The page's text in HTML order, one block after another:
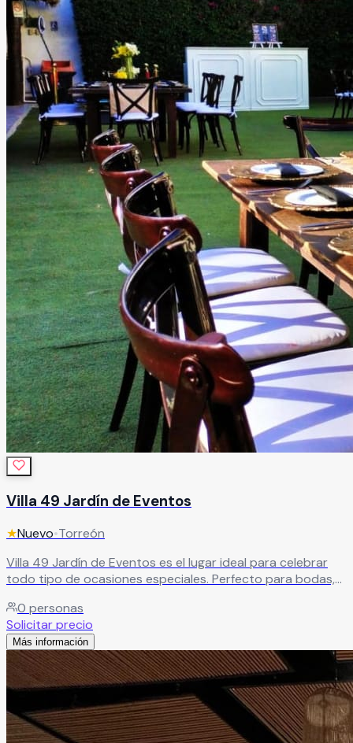
Villa 49 Jardín de Eventos
★Nuevo•Torreón
Villa 49 Jardín de Eventos es el lugar ideal para celebrar
todo tipo de ocasiones especiales. Perfecto para bodas,
cumpleaños, ofrece un espacio versátil y encantador para
crear momentos inolvidables.
0 personas
Solicitar precio
Más información